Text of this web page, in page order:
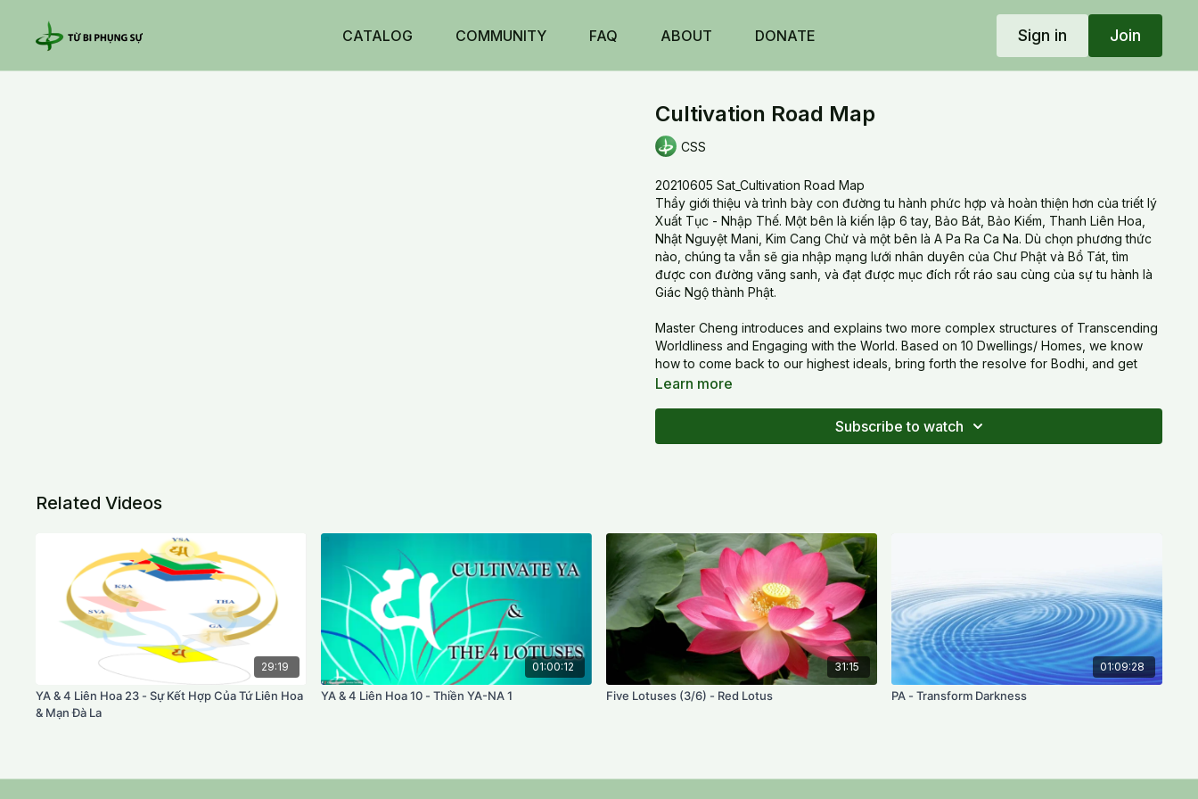
CATALOG COMMUNITY FAQ ABOUT DONATE Sign in Join
Cultivation Road Map
CSS
20210605 Sat_Cultivation Road Map
Thầy giới thiệu và trình bày con đường tu hành phức hợp và hoàn thiện hơn của triết lý
Xuất Tục - Nhập Thế. Một bên là kiến lập 6 tay, Bảo Bát, Bảo Kiếm, Thanh Liên Hoa,
Nhật Nguyệt Mani, Kim Cang Chử và một bên là A Pa Ra Ca Na. Dù chọn phương thức
nào, chúng ta vẫn sẽ gia nhập mạng lưới nhân duyên của Chư Phật và Bồ Tát, tìm
được con đường vãng sanh, và đạt được mục đích rốt ráo sau cùng của sự tu hành là
Giác Ngộ thành Phật.
Master Cheng introduces and explains two more complex structures of Transcending
Worldliness and Engaging with the World. Based on 10 Dwellings/ Homes, we know
how to come back to our highest ideals, bring forth the resolve for Bodhi, and get
prepared to transcend the 5 Shadows and 5 Skandhas, and eventually enlighten the
Learn more
Subscribe to watch
Related Videos
29:19
YA & 4 Liên Hoa 23 - Sự Kết Hợp Của Tứ Liên Hoa
& Mạn Đà La
01:00:12
YA & 4 Liên Hoa 10 - Thiền YA-NA 1
31:15
Five Lotuses (3/6) - Red Lotus
01:09:28
PA - Transform Darkness